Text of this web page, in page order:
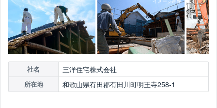
社名 三洋住宅株式会社
所在地 和歌山県有田郡有田川町明王寺258-1